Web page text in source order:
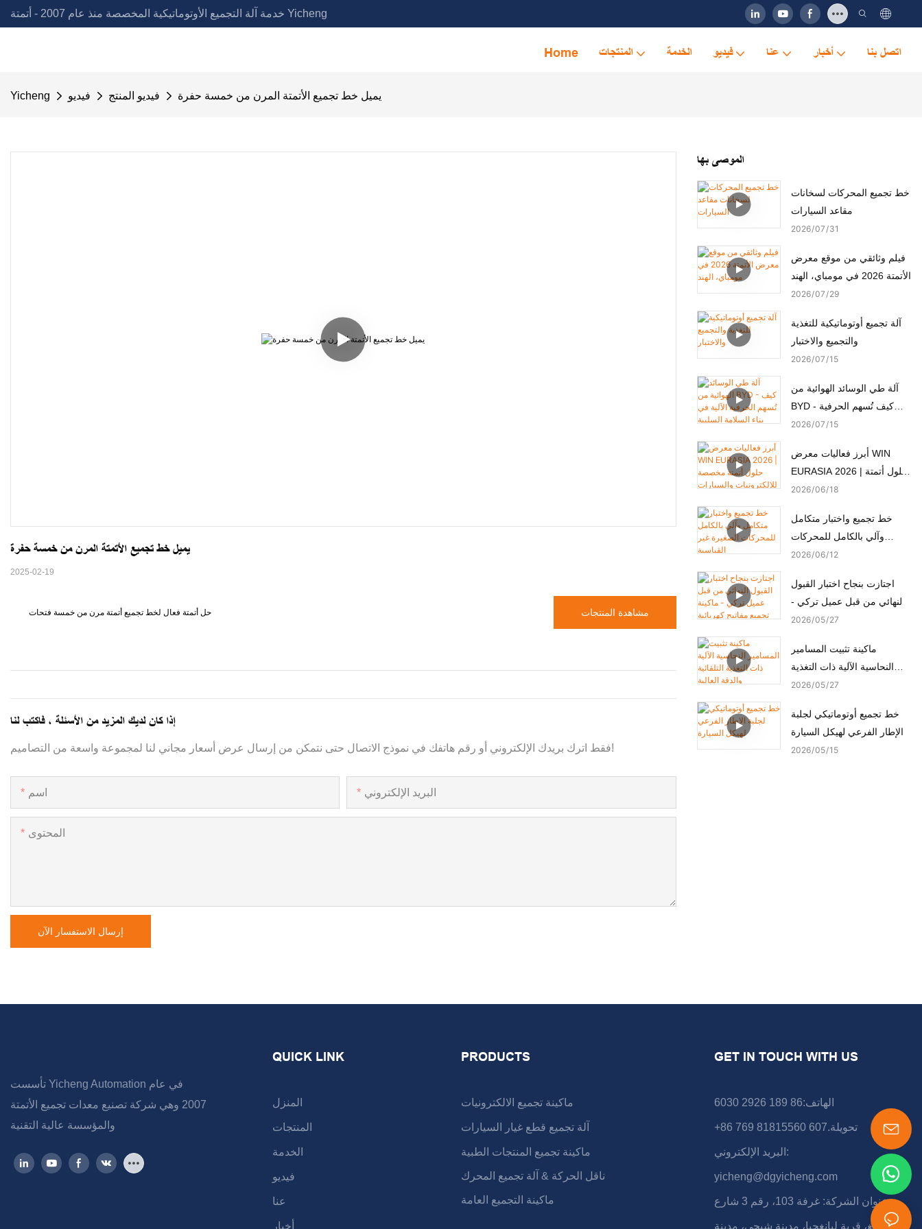
خدمة آلة التجميع الأوتوماتيكية المخصصة منذ عام 2007 - أتمتة Yicheng
Home المنتجات الخدمة فيديو عنا أخبار اتصل بنا
Yicheng فيديو فيديو المنتج يميل خط تجميع الأتمتة المرن من خمسة حفرة
يميل خط تجميع الأتمتة المرن من خمسة حفرة
2025-02-19
حل أتمتة فعال لخط تجميع أتمتة مرن من خمسة فتحات مشاهدة المنتجات
إذا كان لديك المزيد من الأسئلة ، فاكتب لنا
فقط اترك بريدك الإلكتروني أو رقم هاتفك في نموذج الاتصال حتى نتمكن من إرسال عرض أسعار مجاني لنا لمجموعة واسعة من التصاميم!
اسم البريد الإلكتروني
المحتوى
إرسال الاستفسار الآن
الموصى بها
خط تجميع المحركات لسخانات
مقاعد السيارات
2026 07 31
فيلم وثائقي من موقع معرض
الأتمتة 2026 في مومباي، الهند
2026 07 29
آلة تجميع أوتوماتيكية للتغذية
والتجميع والاختبار
2026 07 15
آلة طي الوسائد الهوائية من
BYD - كيف تُسهم الحرفية
الآلية في بناء السلامة السلبية
2026 07 15
أبرز فعاليات معرض WIN
EURASIA 2026 | حلول أتمتة
مخصصة للإلكترونيات
والمحركات
2026 06 18
خط تجميع واختبار متكامل
وآلي بالكامل للمحركات
الصغيرة غير القياسية
2026 06 12
اجتازت بنجاح اختبار القبول
النهائي من قبل عميل تركي -
ماكينة تجميع مفاتيح كهربائية
2026 05 27
ماكينة تثبيت المسامير
النحاسية الآلية ذات التغذية
التلقائية والدقة العالية
2026 05 27
خط تجميع أوتوماتيكي لجلبة
الإطار الفرعي لهيكل السيارة
2026 05 15
تأسست Yicheng Automation في عام
2007 وهي شركة تصنيع معدات تجميع الأتمتة
QUICK LINK
المنزل
المنتجات
الخدمة
فيديو
عنا
أخبار
PRODUCTS
ماكينة تجميع الالكترونيات
آلة تجميع قطع غيار السيارات
ماكينة تجميع المنتجات الطبية
ناقل الحركة & آلة تجميع المحرك
ماكينة التجميع العامة
GET IN TOUCH WITH US
الهاتف:86 189 2926 6030
+86 769 81815560 تحويلة.607
البريد الإلكتروني:
yicheng@dgyicheng.com
عنوان الشركة: غرفة 103، رقم 3 شارع
شونشينغ، قرية ليانغجيا، مدينة شيجي، مدينة